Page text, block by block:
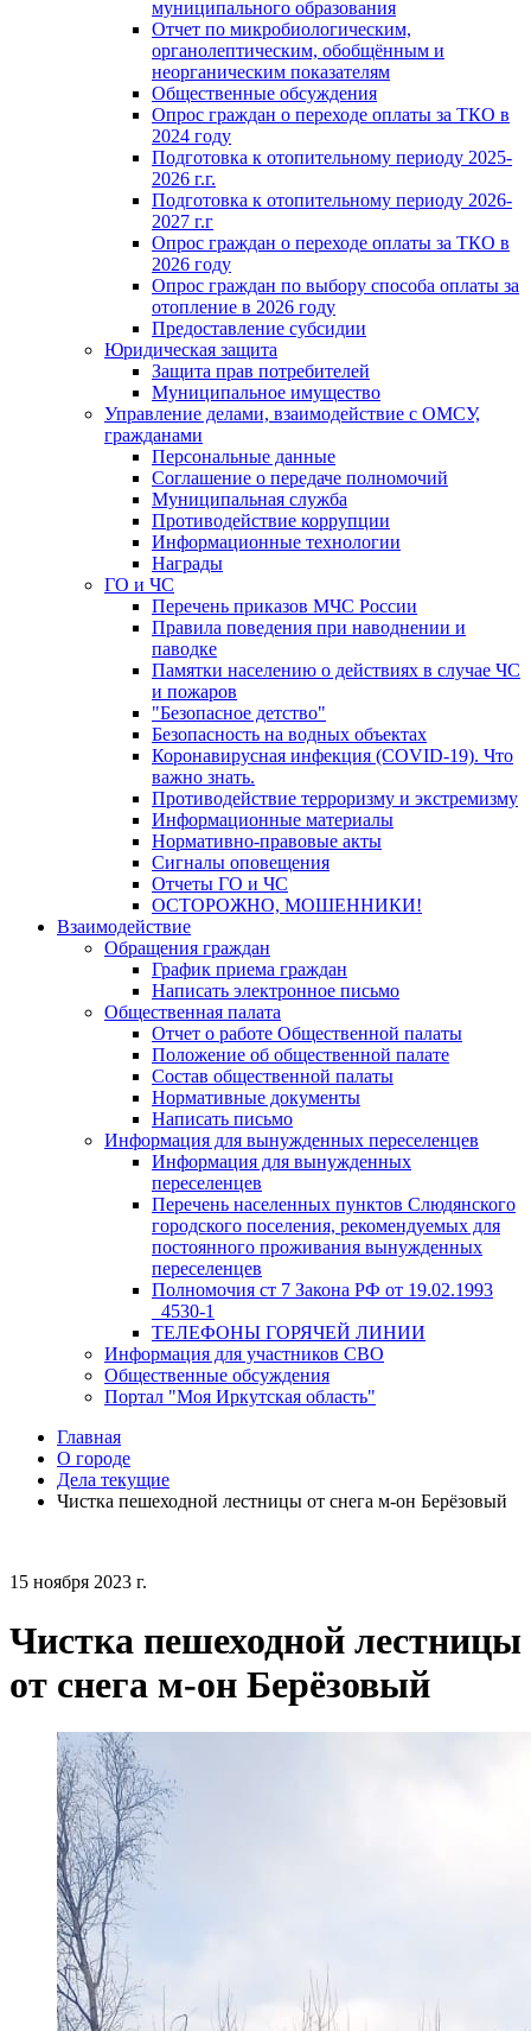
муниципального образования
Отчет по микробиологическим,
органолептическим, обобщённым и
неорганическим показателям
Общественные обсуждения
Опрос граждан о переходе оплаты за ТКО в
2024 году
Подготовка к отопительному периоду 2025-
2026 г.г.
Подготовка к отопительному периоду 2026-
2027 г.г
Опрос граждан о переходе оплаты за ТКО в
2026 году
Опрос граждан по выбору способа оплаты за
отопление в 2026 году
Предоставление субсидии
Юридическая защита
Защита прав потребителей
Муниципальное имущество
Управление делами, взаимодействие с ОМСУ,
гражданами
Персональные данные
Соглашение о передаче полномочий
Муниципальная служба
Противодействие коррупции
Информационные технологии
Награды
ГО и ЧС
Перечень приказов МЧС России
Правила поведения при наводнении и
паводке
Памятки населению о действиях в случае ЧС
и пожаров
"Безопасное детство"
Безопасность на водных объектах
Коронавирусная инфекция (COVID-19). Что
важно знать.
Противодействие терроризму и экстремизму
Информационные материалы
Нормативно-правовые акты
Сигналы оповещения
Отчеты ГО и ЧС
ОСТОРОЖНО, МОШЕННИКИ!
Взаимодействие
Обращения граждан
График приема граждан
Написать электронное письмо
Общественная палата
Отчет о работе Общественной палаты
Положение об общественной палате
Состав общественной палаты
Нормативные документы
Написать письмо
Информация для вынужденных переселенцев
Информация для вынужденных
переселенцев
Перечень населенных пунктов Слюдянского
городского поселения, рекомендуемых для
постоянного проживания вынужденных
переселенцев
Полномочия ст 7 Закона РФ от 19.02.1993
_4530-1
ТЕЛЕФОНЫ ГОРЯЧЕЙ ЛИНИИ
Информация для участников СВО
Общественные обсуждения
Портал "Моя Иркутская область"
Главная
О городе
Дела текущие
Чистка пешеходной лестницы от снега м-он Берёзовый
15 ноября 2023 г.
Чистка пешеходной лестницы
от снега м-он Берёзовый